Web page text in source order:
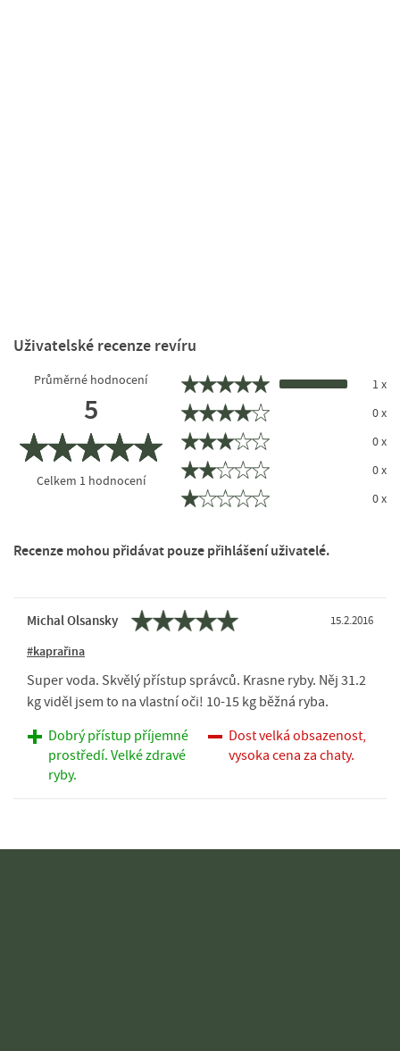
Uživatelské recenze revíru
Průměrné hodnocení
5
Celkem 1 hodnocení
1 x
0 x
0 x
0 x
0 x
Recenze mohou přidávat pouze přihlášení uživatelé.
Michal Olsansky 15.2.2016
#kaprařina
Super voda. Skvělý přístup správců. Krasne ryby. Něj 31.2
kg viděl jsem to na vlastní oči! 10-15 kg běžná ryba.
Dobrý přístup příjemné
prostředí. Velké zdravé
ryby.
Dost velká obsazenost,
vysoka cena za chaty.